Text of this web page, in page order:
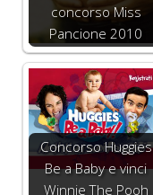
concorso Miss
Pancione 2010
Concorso Huggies
Be a Baby e vinci
Winnie The Pooh